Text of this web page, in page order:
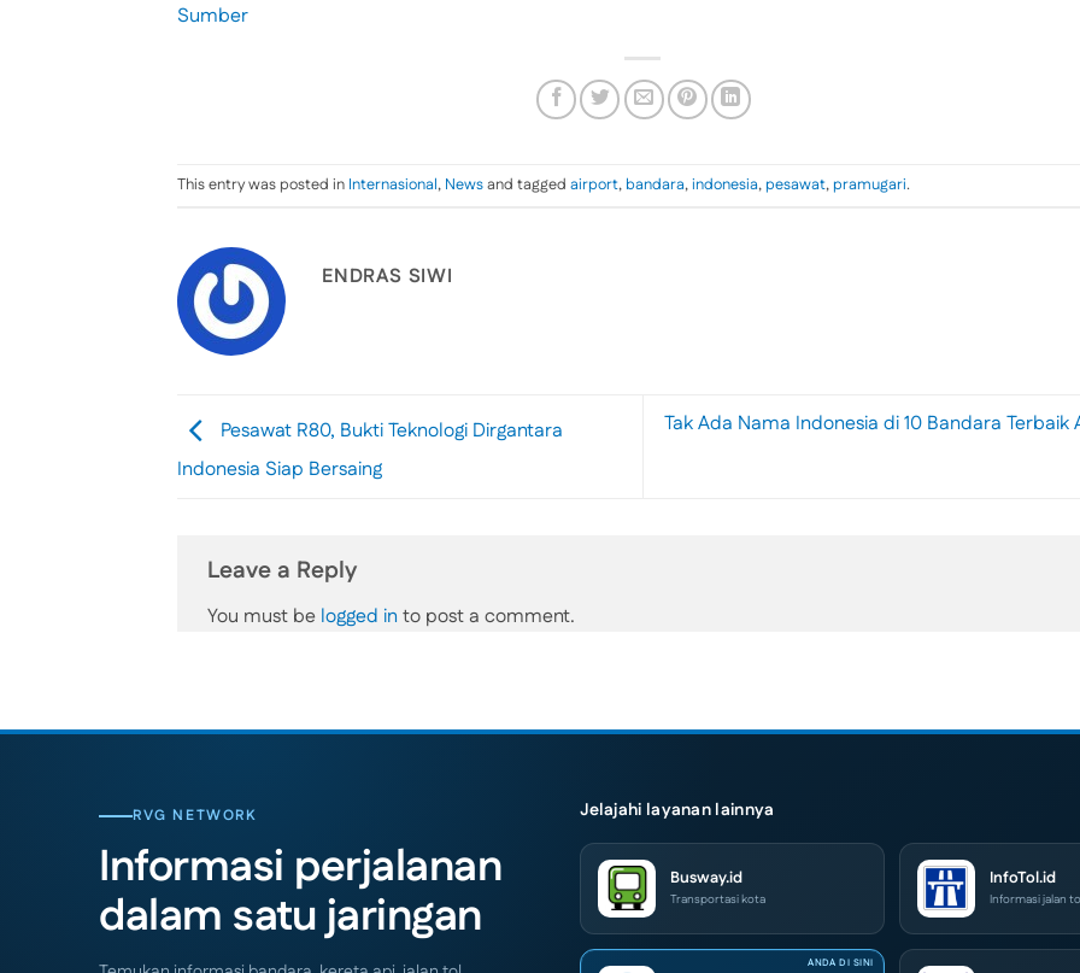
Sumber
This entry was posted in Internasional, Newsand tagged airport, bandara,indonesia,pesawat,pramugari.
ENDRAS SIWI
Pesawat R80, Bukti Teknologi Dirgantara
Indonesia Siap Bersaing
Tak Ada Nama Indonesia di 10 Bandara Terbaik
Leave a Reply
You must be logged in to post a comment.
RVG NETWORK
Informasi perjalanan
dalam satu jaringan
Jelajahi layanan lainnya
Busway.id
Transportasi kota
InfoTol.id
Informasi jalan